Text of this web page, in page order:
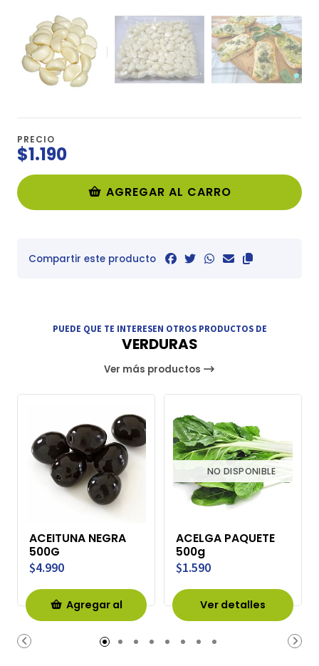
PRECIO
$1.190
AGREGAR AL CARRO
Compartir este producto
PUEDE QUE TE INTERESEN OTROS PRODUCTOS DE
VERDURAS
Ver más productos
ACEITUNA NEGRA
500G
$4.990
Agregar al
Carro
NO DISPONIBLE
ACELGA PAQUETE
500g
$1.590
Ver detalles